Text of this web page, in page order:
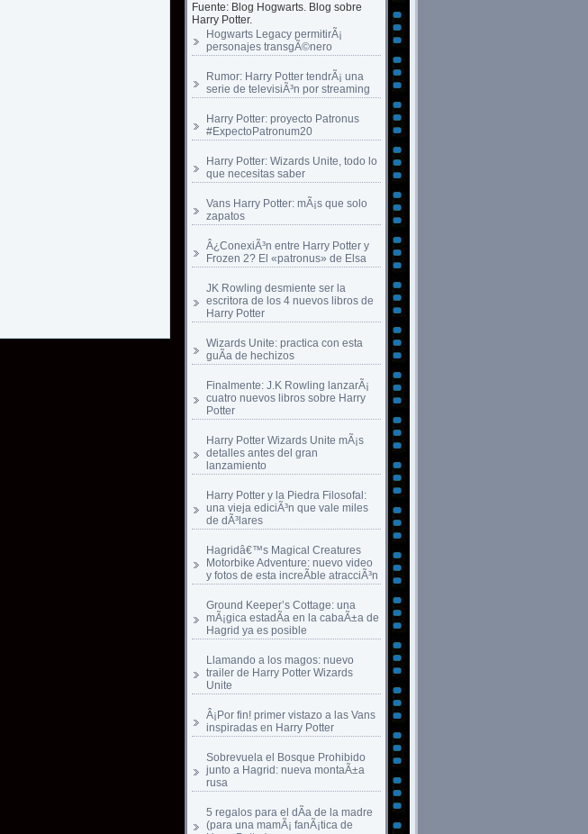
Fuente: Blog Hogwarts. Blog sobre
Harry Potter.
Hogwarts Legacy permitirÃ¡
personajes transgÃ©nero
Rumor: Harry Potter tendrÃ¡ una
serie de televisiÃ³n por streaming
Harry Potter: proyecto Patronus
#ExpectoPatronum20
Harry Potter: Wizards Unite, todo lo
que necesitas saber
Vans Harry Potter: mÃ¡s que solo
zapatos
Â¿ConexiÃ³n entre Harry Potter y
Frozen 2? El «patronus» de Elsa
JK Rowling desmiente ser la
escritora de los 4 nuevos libros de
Harry Potter
Wizards Unite: practica con esta
guÃ­a de hechizos
Finalmente: J.K Rowling lanzarÃ¡
cuatro nuevos libros sobre Harry
Potter
Harry Potter Wizards Unite mÃ¡s
detalles antes del gran
lanzamiento
Harry Potter y la Piedra Filosofal:
una vieja ediciÃ³n que vale miles
de dÃ³lares
Hagridâ€™s Magical Creatures
Motorbike Adventure: nuevo video
y fotos de esta increÃ­ble atracciÃ³n
Ground Keeper’s Cottage: una
mÃ¡gica estadÃ­a en la cabaÃ±a de
Hagrid ya es posible
Llamando a los magos: nuevo
trailer de Harry Potter Wizards
Unite
Â¡Por fin! primer vistazo a las Vans
inspiradas en Harry Potter
Sobrevuela el Bosque Prohibido
junto a Hagrid: nueva montaÃ±a
rusa
5 regalos para el dÃ­a de la madre
(para una mamÃ¡ fanÃ¡tica de